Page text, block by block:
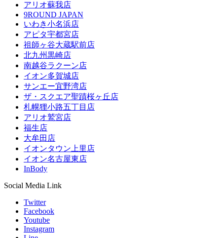
アリオ蘇我店
9ROUND JAPAN
いわき小名浜店
アピタ宇都宮店
祖師ヶ谷大蔵駅前店
北九州黒崎店
南越谷ラクーン店
イオン多賀城店
サンエー宜野湾店
ザ・スクエア聖蹟桜ヶ丘店
札幌狸小路五丁目店
アリオ鷲宮店
福生店
大牟田店
イオンタウン上里店
イオン名古屋東店
InBody
Social Media Link
Twitter
Facebook
Youtube
Instagram